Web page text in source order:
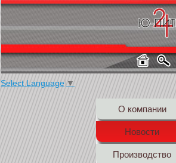
Select Language▼
О компании
Новости
Производство